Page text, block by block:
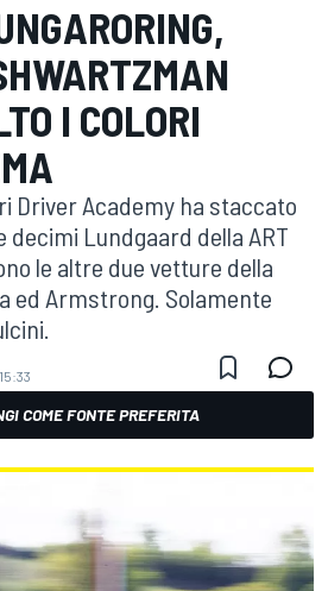
I COLORI
Driver Academy ha staccato
decimi Lundgaard della ART
le altre due vetture della
ed Armstrong. Solamente
COME FONTE PREFERITA